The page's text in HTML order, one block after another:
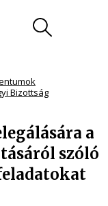
Bizottság
a
szóló